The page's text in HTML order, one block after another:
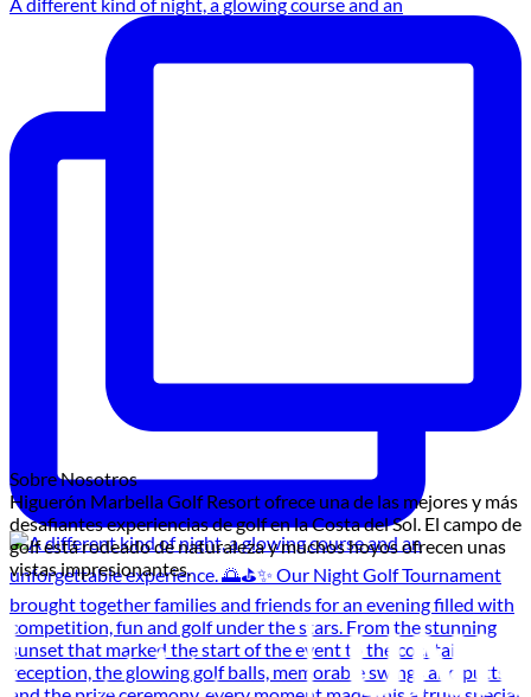
Sobre Nosotros
Higuerón Marbella Golf Resort ofrece una de las mejores y más
desafiantes experiencias de golf en la Costa del Sol. El campo de
golf está rodeado de naturaleza y muchos hoyos ofrecen unas
vistas impresionantes.